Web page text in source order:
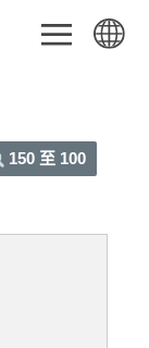
150 至 100